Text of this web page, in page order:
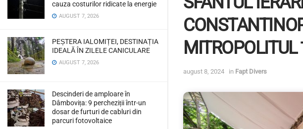
cauza costurilor ridicate la energie
AUGUST 7, 2026
PEȘTERA IALOMIȚEI, DESTINAȚIA
IDEALĂ ÎN ZILELE CANICULARE
AUGUST 7, 2026
Descinderi de amploare în
Dâmbovița: 9 percheziții într-un
dosar de furturi de cabluri din
parcuri fotovoltaice
august 8, 2024 in Fapt Divers